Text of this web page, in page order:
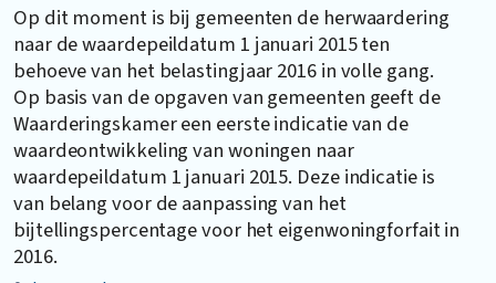
Op dit moment is bij gemeenten de herwaardering
naar de waardepeildatum 1 januari 2015 ten
behoeve van het belastingjaar 2016 in volle gang.
Op basis van de opgaven van gemeenten geeft de
Waarderingskamer een eerste indicatie van de
waardeontwikkeling van woningen naar
waardepeildatum 1 januari 2015. Deze indicatie is
van belang voor de aanpassing van het
bijtellingspercentage voor het eigenwoningforfait in
2016.